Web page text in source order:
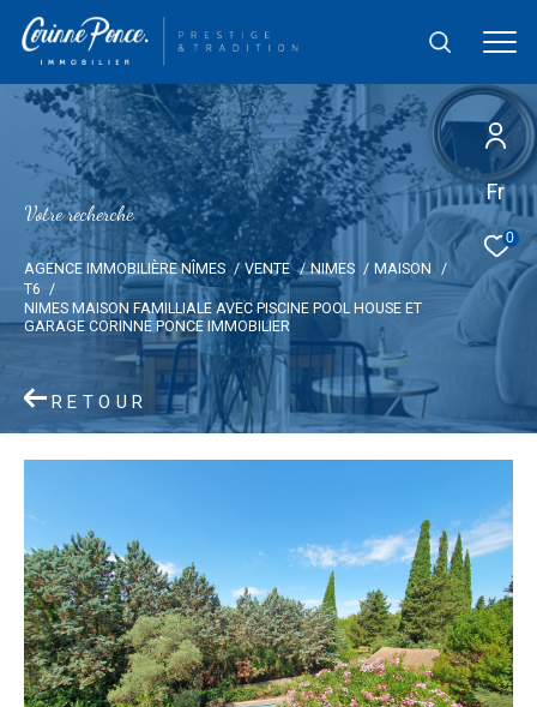
Fr
0
Votre recherche
AGENCE IMMOBILIÈRE NÎMES VENTE NIMES
MAISON
T6
NIMES MAISON FAMILLIALE AVEC PISCINE POOL HOUSE ET
GARAGE CORINNE PONCE IMMOBILIER
RETOUR